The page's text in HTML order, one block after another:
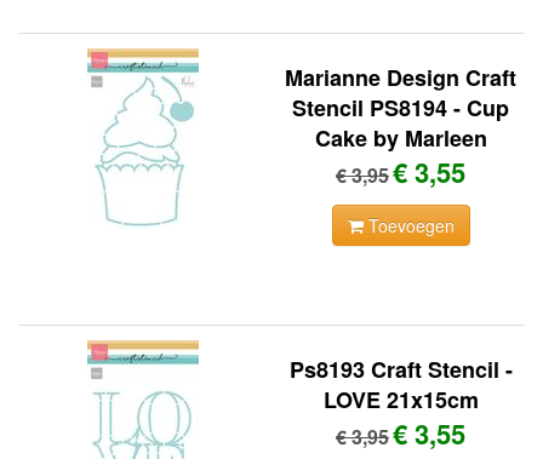
Marianne Design Craft
Stencil PS8194 - Cup
Cake by Marleen
€ 3,95€ 3,55
Toevoegen
Ps8193 Craft Stencil -
LOVE 21x15cm
€ 3,95€ 3,55